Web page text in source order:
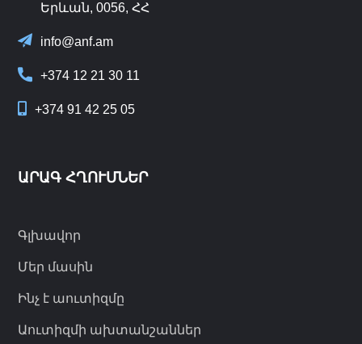
Երևան, 0056, ՀՀ
info@anf.am
+374 12 21 30 11
+374 91 42 25 05
ԱՐԱԳ ՀՂՈՒՄՆԵՐ
Գլխավոր
Մեր մասին
Ինչ է աուտիզմը
Աուտիզմի ախտանշաններ